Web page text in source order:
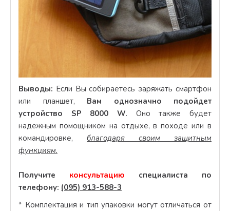
Выводы: Если Вы собираетесь заряжать смартфон
или планшет, Вам однозначно подойдет
устройство SP 8000 W. Оно также будет
надежным помощником на отдыхе, в походе или в
командировке, благодаря своим защитным
функциям.
Получите консультацию специалиста по
телефону: (095) 913-588-3
* Комплектация и тип упаковки могут отличаться от